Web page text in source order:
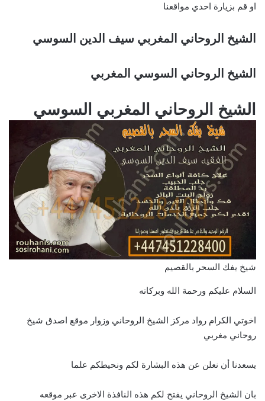
او قم بزيارة احدي مواقعنا
الشيخ الروحاني المغربي سيف الدين السوسي
الشيخ الروحاني السوسي المغربي
الشيخ الروحاني المغربي السوسي
شيخ يفك السحر بالقصيم
السلام عليكم ورحمة الله وبركاته
اخوتي الكرام رواد مركز الشيخ الروحاني وزوار موقع اصدق شيخ
روحاني مغربي
يسعدنا أن نعلن عن هذه البشارة لكم ونحيطكم علما
بان الشيخ الروحاني يفتح لكم هذه النافذة الاخرى عبر موقعه